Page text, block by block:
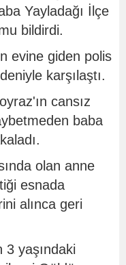
Yayladağı İlçe
bildirdi.
evine giden polis
karşılaştı.
cansız
baba
olan anne
esnada
alınca geri
3 yaşındaki